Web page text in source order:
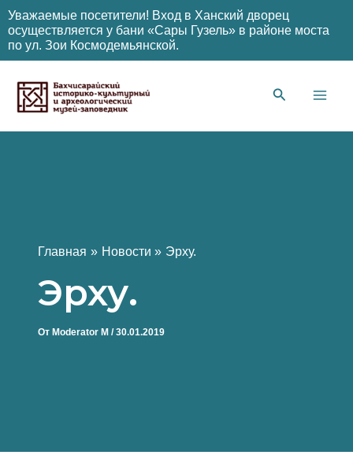
Уважаемые посетители! Вход в Ханский дворец
осуществляется у бани «Сары Гузель» в районе моста
по ул. Зои Космодемьянской.
содержимому
Главная Новости Эрху.
Эрху.
От Moderator M /30.01.2019